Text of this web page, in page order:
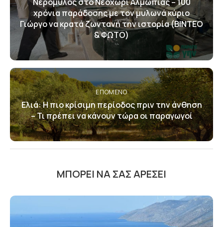
χρόνια παράδοσης με τον μυλωνά κύριο
Γιώργο να κρατά ζωντανή την ιστορία (ΒΙΝΤΕΟ
& ΦΩΤΟ)
ΕΠΌΜΕΝΟ
Ελιά: Η πιο κρίσιμη περίοδος πριν την άνθηση
– Τι πρέπει να κάνουν τώρα οι παραγωγοί
ΜΠΟΡΕΊ ΝΑ ΣΑΣ ΑΡΈΣΕΙ